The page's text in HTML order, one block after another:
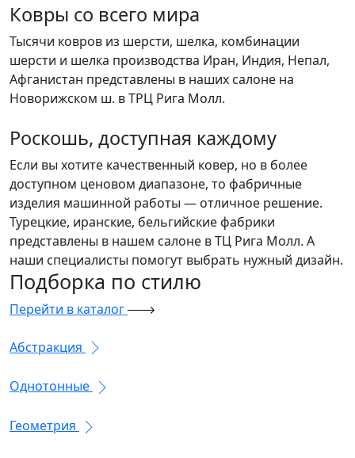
Ковры со всего мира
Тысячи ковров из шерсти, шелка, комбинации
шерсти и шелка производства Иран, Индия, Непал,
Афганистан представлены в наших салоне на
Новорижском ш. в ТРЦ Рига Молл.
Роскошь, доступная каждому
Если вы хотите качественный ковер, но в более
доступном ценовом диапазоне, то фабричные
изделия машинной работы — отличное решение.
Турецкие, иранские, бельгийские фабрики
представлены в нашем салоне в ТЦ Рига Молл. А
наши специалисты помогут выбрать нужный дизайн.
Подборка по стилю
Перейти в каталог
Абстракция
Однотонные
Геометрия